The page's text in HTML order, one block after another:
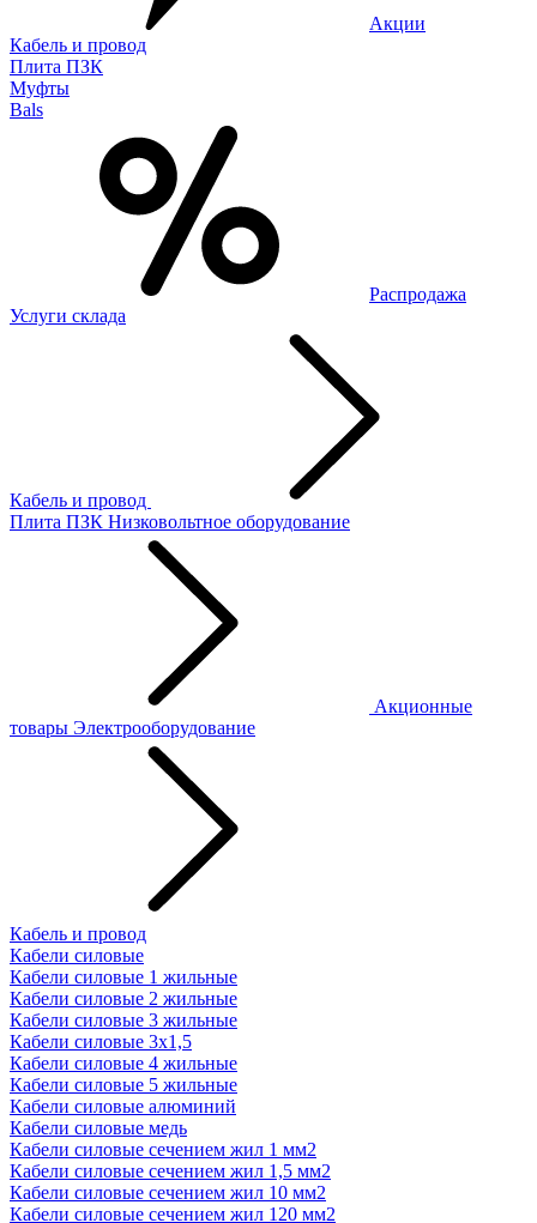
Акции
Кабель и провод
Плита ПЗК
Муфты
Bals
Распродажа
Услуги склада
Кабель и провод
Плита ПЗК Низковольтное оборудование
Акционные
товары Электрооборудование
Кабель и провод
Кабели силовые
Кабели силовые 1 жильные
Кабели силовые 2 жильные
Кабели силовые 3 жильные
Кабели силовые 3х1,5
Кабели силовые 4 жильные
Кабели силовые 5 жильные
Кабели силовые алюминий
Кабели силовые медь
Кабели силовые сечением жил 1 мм2
Кабели силовые сечением жил 1,5 мм2
Кабели силовые сечением жил 10 мм2
Кабели силовые сечением жил 120 мм2